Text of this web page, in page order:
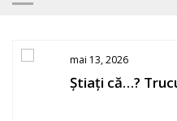
mai 13, 2026
Știați că…?